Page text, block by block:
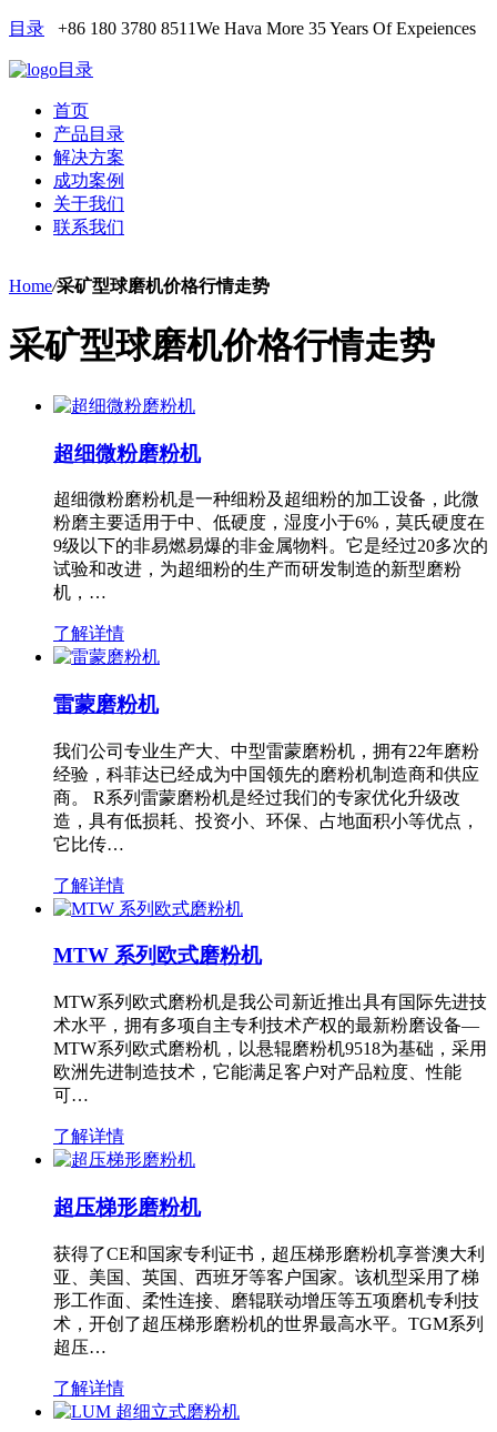
目录 +86 180 3780 8511We Hava More 35 Years Of Expeiences
目录
首页
产品目录
解决方案
成功案例
关于我们
联系我们
Home/采矿型球磨机价格行情走势
采矿型球磨机价格行情走势
超细微粉磨粉机
超细微粉磨粉机是一种细粉及超细粉的加工设备，此微
粉磨主要适用于中、低硬度，湿度小于6%，莫氏硬度在
9级以下的非易燃易爆的非金属物料。它是经过20多次的
试验和改进，为超细粉的生产而研发制造的新型磨粉
机，…
了解详情
雷蒙磨粉机
我们公司专业生产大、中型雷蒙磨粉机，拥有22年磨粉
经验，科菲达已经成为中国领先的磨粉机制造商和供应
商。 R系列雷蒙磨粉机是经过我们的专家优化升级改
造，具有低损耗、投资小、环保、占地面积小等优点，
它比传…
了解详情
MTW 系列欧式磨粉机
MTW系列欧式磨粉机是我公司新近推出具有国际先进技
术水平，拥有多项自主专利技术产权的最新粉磨设备—
MTW系列欧式磨粉机，以悬辊磨粉机9518为基础，采用
欧洲先进制造技术，它能满足客户对产品粒度、性能
可…
了解详情
超压梯形磨粉机
获得了CE和国家专利证书，超压梯形磨粉机享誉澳大利
亚、美国、英国、西班牙等客户国家。该机型采用了梯
形工作面、柔性连接、磨辊联动增压等五项磨机专利技
术，开创了超压梯形磨粉机的世界最高水平。TGM系列
超压…
了解详情